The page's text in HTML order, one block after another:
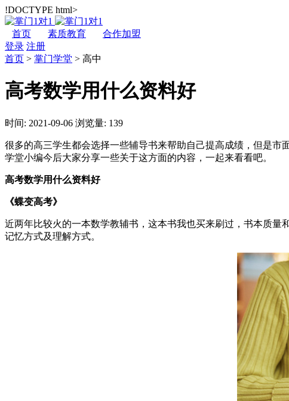
!DOCTYPE html>
首页 素质教育
合作加盟
登录 注册
首页 > 掌门学堂 > 高中
高考数学用什么资料好
时间: 2021-09-06 浏览量: 139
很多的高三学生都会选择一些辅导书来帮助自己提高成绩，但是
学堂小编今后大家分享一些关于这方面的内容，一起来看看吧。
高考数学用什么资料好
《蝶变高考》
近两年比较火的一本数学教辅书，这本书我也买来刷过，书本质
记忆方式及理解方式。